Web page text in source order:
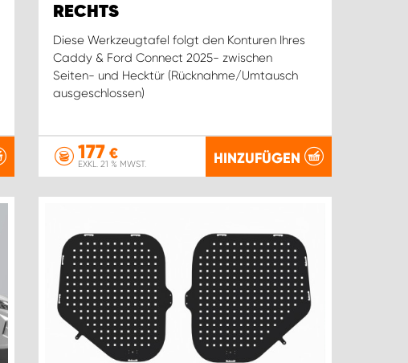
RECHTS
Diese Werkzeugtafel folgt den Konturen Ihres
Caddy & Ford Connect 2025- zwischen
Seiten- und Hecktür (Rücknahme/Umtausch
ausgeschlossen)
177 €
EXKL. 21 % MWST. HINZUFÜGEN